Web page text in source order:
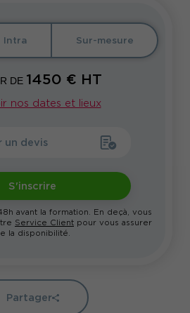
Intra Sur-mesure
DE 1450 € HT
nos dates et lieux
un devis
S'inscrire
avant la formation. En deçà, vous
Service Client pour vous assurer
la disponibilité.
Partager